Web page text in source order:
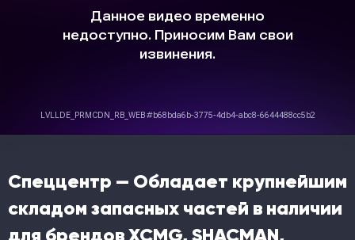
Спеццентр — Обладает крупнейшим
складом запасных частей в наличии
для брендов XCMG, SHACMAN,